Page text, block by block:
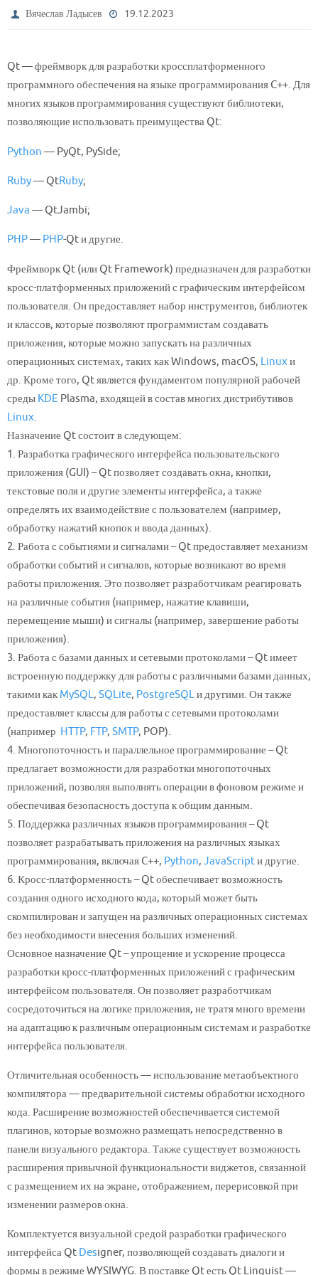
Вячеслав Ладысев 19.12.2023
Qt— фреймворк для разработки кроссплатформенного
программного обеспечения на языке программирования C++. Для
многих языков программирования существуют библиотеки,
позволяющие использовать преимущества Qt:
Python — PyQt, PySide;
Ruby— QtRuby;
Java — QtJambi;
PHP— PHP-Qt и другие.
Фреймворк Qt (или Qt Framework) предназначен для разработки
кросс-платформенных приложений с графическим интерфейсом
пользователя. Он предоставляет набор инструментов, библиотек
и классов, которые позволяют программистам создавать
приложения, которые можно запускать на различных
операционных системах, таких как Windows, macOS, Linuxи
др. Кроме того, Qt является фундаментом популярной рабочей
среды KDE Plasma, входящей в состав многих дистрибутивов
Linux.
Назначение Qt состоит в следующем:
1. Разработка графического интерфейса пользовательского
приложения (GUI) – Qt позволяет создавать окна, кнопки,
текстовые поля и другие элементы интерфейса, а также
определять их взаимодействие с пользователем (например,
обработку нажатий кнопок и ввода данных).
2. Работа с событиями и сигналами – Qt предоставляет механизм
обработки событий и сигналов, которые возникают во время
работы приложения. Это позволяет разработчикам реагировать
на различные события (например, нажатие клавиши,
перемещение мыши) и сигналы (например, завершение работы
приложения).
3. Работа с базами данных и сетевыми протоколами – Qt имеет
встроенную поддержку для работы с различными базами данных,
такими как MySQL, SQLite, PostgreSQLи другими. Он также
предоставляет классы для работы с сетевыми протоколами
(например HTTP, FTP, SMTP, POP).
4. Многопоточность и параллельное программирование – Qt
предлагает возможности для разработки многопоточных
приложений, позволяя выполнять операции в фоновом режиме и
обеспечивая безопасность доступа к общим данным.
5. Поддержка различных языков программирования – Qt
позволяет разрабатывать приложения на различных языках
программирования, включая C++, Python, JavaScriptи другие.
6. Кросс-платформенность – Qt обеспечивает возможность
создания одного исходного кода, который может быть
скомпилирован и запущен на различных операционных системах
без необходимости внесения больших изменений.
Основное назначение Qt – упрощение и ускорение процесса
разработки кросс-платформенных приложений с графическим
интерфейсом пользователя. Он позволяет разработчикам
сосредоточиться на логике приложения, не тратя много времени
на адаптацию к различным операционным системам и разработке
интерфейса пользователя.
Отличительная особенность — использование метаобъектного
компилятора — предварительной системы обработки исходного
кода. Расширение возможностей обеспечивается системой
плагинов, которые возможно размещать непосредственно в
панели визуального редактора. Также существует возможность
расширения привычной функциональности виджетов, связанной
с размещением их на экране, отображением, перерисовкой при
изменении размеров окна.
Комплектуется визуальной средой разработки графического
интерфейса Qt Designer, позволяющей создавать диалоги и
формы в режиме WYSIWYG. В поставке Qt есть Qt Linguist —